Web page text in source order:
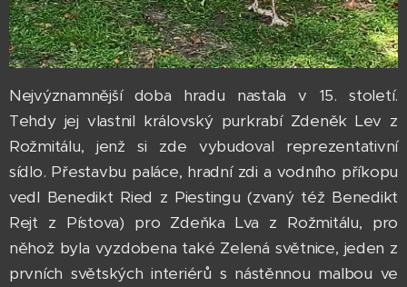
Nejvýznamnější doba hradu nastala v 15. století.
Tehdy jej vlastnil královský purkrabí Zdeněk Lev z
Rožmitálu, jenž si zde vybudoval reprezentativní
sídlo. Přestavbu paláce, hradní zdi a vodního příkopu
vedl Benedikt Ried z Piestingu (zvaný též Benedikt
Rejt z Pístova) pro Zdeňka Lva z Rožmitálu, pro
něhož byla vyzdobena také Zelená světnice, jeden z
prvních světských interiérů s nástěnnou malbou ve